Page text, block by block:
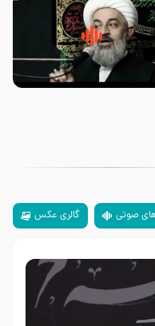
که اسباب رزق زیاد و عمر
طولانی است حجت السلام حسین
صوتی گالری عکس